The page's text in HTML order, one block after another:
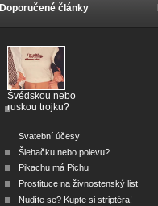
Doporučené články
Švédskou nebo
ruskou trojku?
Svatební účesy
Šlehačku nebo polevu?
Pikachu má Pichu
Prostituce na živnostenský list
Nudíte se? Kupte si striptéra!